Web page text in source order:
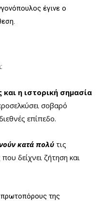
έγινε ο
η ιστορική σημασία
σοβαρό
επίπεδο.
κατά πολύ τις
δείχνει ζήτηση και
της